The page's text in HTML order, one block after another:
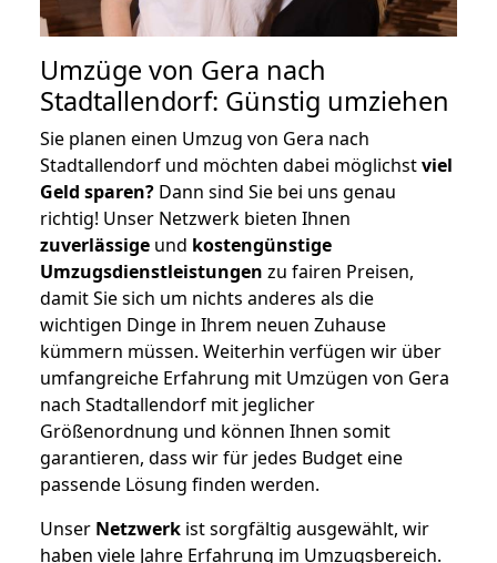
Umzüge von Gera nach
Stadtallendorf: Günstig umziehen
Sie planen einen Umzug von Gera nach
Stadtallendorf und möchten dabei möglichstviel
Geld sparen? Dann sind Sie bei uns genau
richtig! Unser Netzwerk bieten Ihnen
zuverlässige und kostengünstige
Umzugsdienstleistungen zu fairen Preisen,
damit Sie sich um nichts anderes als die
wichtigen Dinge in Ihrem neuen Zuhause
kümmern müssen. Weiterhin verfügen wir über
umfangreiche Erfahrung mit Umzügen von Gera
nach Stadtallendorf mit jeglicher
Größenordnung und können Ihnen somit
garantieren, dass wir für jedes Budget eine
passende Lösung finden werden.
Unser Netzwerk ist sorgfältig ausgewählt, wir
haben viele Jahre Erfahrung im Umzugsbereich.